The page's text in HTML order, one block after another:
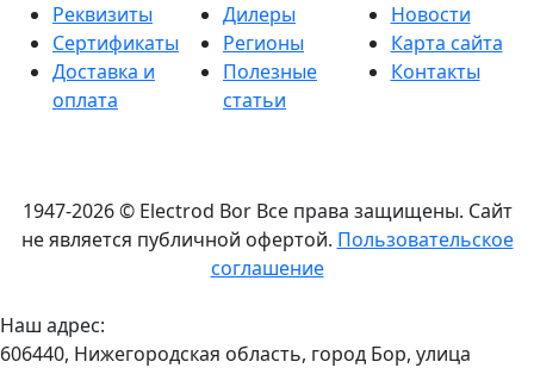
Реквизиты
Сертификаты
Доставка и
оплата
Дилеры
Регионы
Полезные
статьи
Новости
Карта сайта
Контакты
1947-2026 © Electrod Bor Все права защищены. Сайт
не является публичной офертой. Пользовательское
соглашение
Наш адрес:
606440, Нижегородская область, город Бор, улица